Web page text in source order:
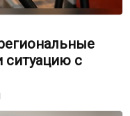
ситуацию с